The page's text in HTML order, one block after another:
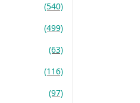
(540)
(499)
(63)
(116)
(97)